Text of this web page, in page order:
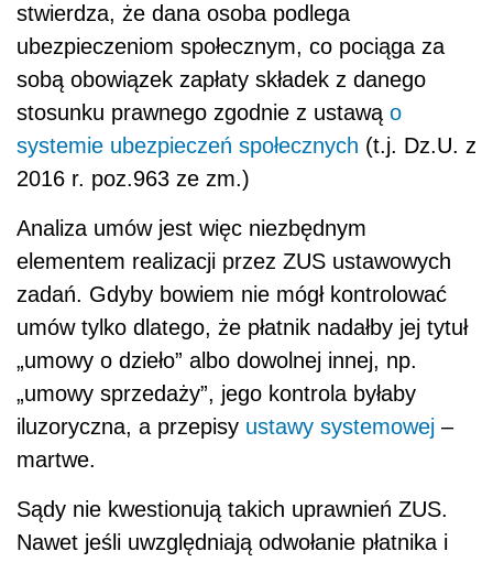
stwierdza, że dana osoba podlega
ubezpieczeniom społecznym, co pociąga za
sobą obowiązek zapłaty składek z danego
stosunku prawnego zgodnie z ustawą o
systemie ubezpieczeń społecznych (t.j. Dz.U. z
2016 r. poz.963 ze zm.)
Analiza umów jest więc niezbędnym
elementem realizacji przez ZUS ustawowych
zadań. Gdyby bowiem nie mógł kontrolować
umów tylko dlatego, że płatnik nadałby jej tytuł
„umowy o dzieło” albo dowolnej innej, np.
„umowy sprzedaży”, jego kontrola byłaby
iluzoryczna, a przepisy ustawy systemowej –
martwe.
Sądy nie kwestionują takich uprawnień ZUS.
Nawet jeśli uwzględniają odwołanie płatnika i